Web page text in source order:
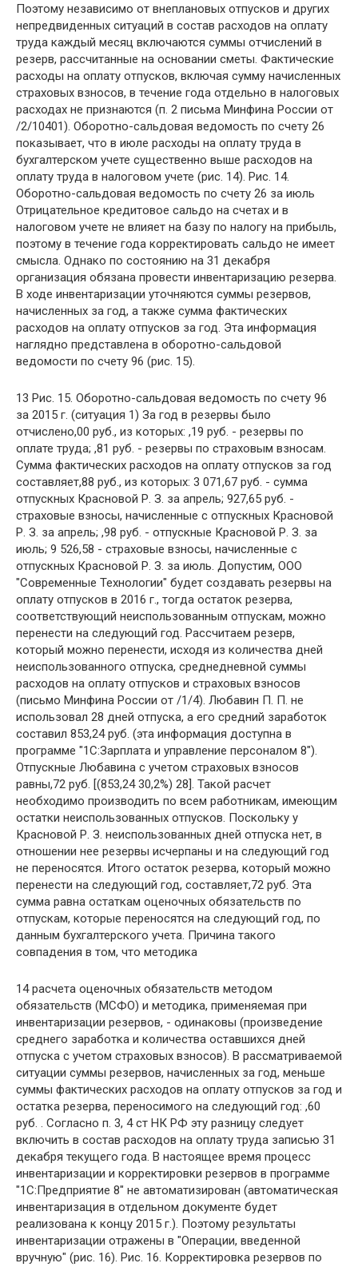
Поэтому независимо от внеплановых отпусков и других
непредвиденных ситуаций в состав расходов на оплату
труда каждый месяц включаются суммы отчислений в
резерв, рассчитанные на основании сметы. Фактические
расходы на оплату отпусков, включая сумму начисленных
страховых взносов, в течение года отдельно в налоговых
расходах не признаются (п. 2 письма Минфина России от
/2/10401). Оборотно-сальдовая ведомость по счету 26
показывает, что в июле расходы на оплату труда в
бухгалтерском учете существенно выше расходов на
оплату труда в налоговом учете (рис. 14). Рис. 14.
Оборотно-сальдовая ведомость по счету 26 за июль
Отрицательное кредитовое сальдо на счетах и в
налоговом учете не влияет на базу по налогу на прибыль,
поэтому в течение года корректировать сальдо не имеет
смысла. Однако по состоянию на 31 декабря
организация обязана провести инвентаризацию резерва.
В ходе инвентаризации уточняются суммы резервов,
начисленных за год, а также сумма фактических
расходов на оплату отпусков за год. Эта информация
наглядно представлена в оборотно-сальдовой
ведомости по счету 96 (рис. 15).
13 Рис. 15. Оборотно-сальдовая ведомость по счету 96
за 2015 г. (ситуация 1) За год в резервы было
отчислено,00 руб., из которых: ,19 руб. - резервы по
оплате труда; ,81 руб. - резервы по страховым взносам.
Сумма фактических расходов на оплату отпусков за год
составляет,88 руб., из которых: 3 071,67 руб. - сумма
отпускных Красновой Р. З. за апрель; 927,65 руб. -
страховые взносы, начисленные с отпускных Красновой
Р. З. за апрель; ,98 руб. - отпускные Красновой Р. З. за
июль; 9 526,58 - страховые взносы, начисленные с
отпускных Красновой Р. З. за июль. Допустим, ООО
"Современные Технологии" будет создавать резервы на
оплату отпусков в 2016 г., тогда остаток резерва,
соответствующий неиспользованным отпускам, можно
перенести на следующий год. Рассчитаем резерв,
который можно перенести, исходя из количества дней
неиспользованного отпуска, среднедневной суммы
расходов на оплату отпусков и страховых взносов
(письмо Минфина России от /1/4). Любавин П. П. не
использовал 28 дней отпуска, а его средний заработок
составил 853,24 руб. (эта информация доступна в
программе "1С:Зарплата и управление персоналом 8").
Отпускные Любавина с учетом страховых взносов
равны,72 руб. [(853,24 30,2%) 28]. Такой расчет
необходимо производить по всем работникам, имеющим
остатки неиспользованных отпусков. Поскольку у
Красновой Р. З. неиспользованных дней отпуска нет, в
отношении нее резервы исчерпаны и на следующий год
не переносятся. Итого остаток резерва, который можно
перенести на следующий год, составляет,72 руб. Эта
сумма равна остаткам оценочных обязательств по
отпускам, которые переносятся на следующий год, по
данным бухгалтерского учета. Причина такого
совпадения в том, что методика
14 расчета оценочных обязательств методом
обязательств (МСФО) и методика, применяемая при
инвентаризации резервов, - одинаковы (произведение
среднего заработка и количества оставшихся дней
отпуска с учетом страховых взносов). В рассматриваемой
ситуации суммы резервов, начисленных за год, меньше
суммы фактических расходов на оплату отпусков за год и
остатка резерва, переносимого на следующий год: ,60
руб. . Согласно п. 3, 4 ст НК РФ эту разницу следует
включить в состав расходов на оплату труда записью 31
декабря текущего года. В настоящее время процесс
инвентаризации и корректировки резервов в программе
"1С:Предприятие 8" не автоматизирован (автоматическая
инвентаризация в отдельном документе будет
реализована к концу 2015 г.). Поэтому результаты
инвентаризации отражены в "Операции, введенной
вручную" (рис. 16). Рис. 16. Корректировка резервов по